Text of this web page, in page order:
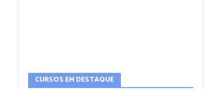
CURSOS EM DESTAQUE